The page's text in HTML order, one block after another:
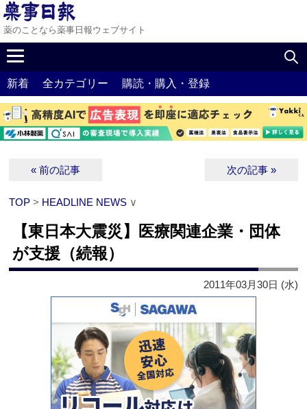
薬のことなら薬事日報ウェブサイト
新着 全カテゴリー 購読・購入・登録
« 前の記事 次の記事 »
TOP > HEADLINE NEWS ∨
【東日本大震災】医療関連企業・団体
が支援（続報）
2011年03月30日 (水)